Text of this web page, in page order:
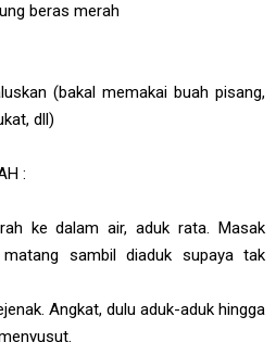
beras merah
(bakal memakai buah pisang,
dll)
:
ke dalam air, aduk rata. Masak
sambil diaduk supaya tak
Angkat, dulu aduk-aduk hingga